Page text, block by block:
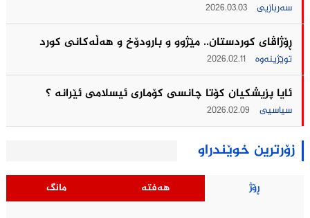
سەربازیی 2026.03.03
ڕۆژاڤای کوردستان.. مێژوو و بارودۆخ و هەڵەکانی کورد
توێژینەوە 2026.02.11
ئایا پزیشکیان کۆتا چانسی کۆماری ئیسلامی ئێرانه ؟
سیاسیی 2026.02.09
زۆرترین خوێندراو
ڕۆژ هەفتە مانگ